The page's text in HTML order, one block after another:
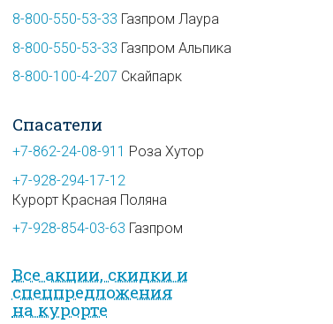
8-800-550-53-33 Газпром Лаура
8-800-550-53-33 Газпром Альпика
8-800-100-4-207 Скайпарк
Спасатели
+7-862-24-08-911 Роза Хутор
+7-928-294-17-12
Курорт Красная Поляна
+7-928-854-03-63 Газпром
Все акции, скидки и
спец­предложе­ния
на курорте